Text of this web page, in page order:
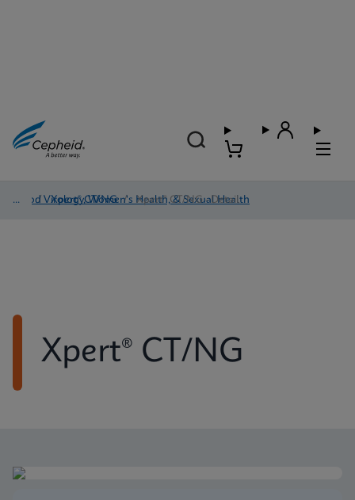
Blood Virology, Women's Health, & Sexual Health
/ Xpert® CT/NG / Xpert® CT/NG - Detail
Xpert® CT/NG